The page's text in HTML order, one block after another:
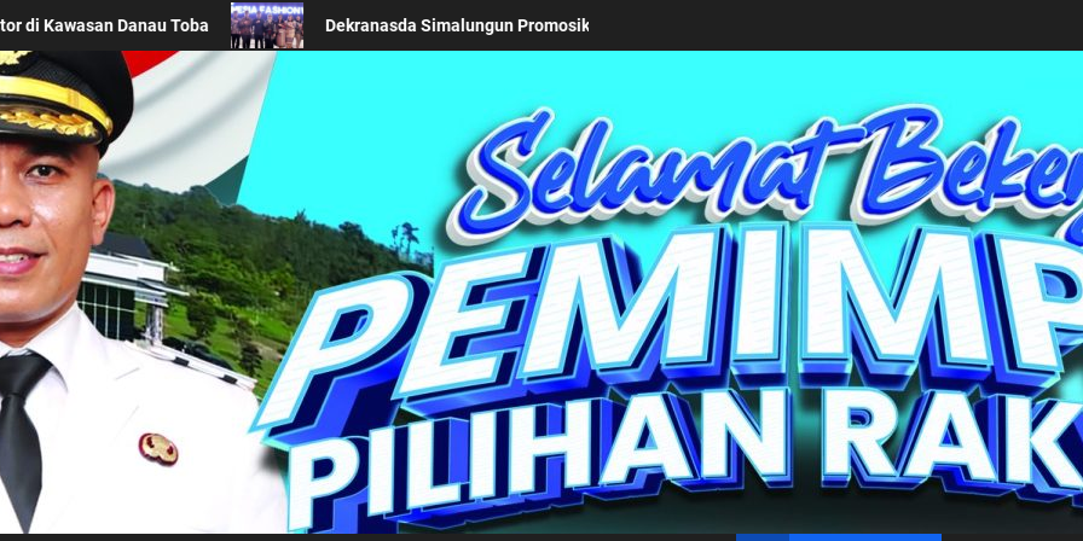
di Acara BTN Indonesia Fashion Week 2026 Keseriusan Pemkab Simalungun bersama Kemendagri Kawal Investasi
Simalungun